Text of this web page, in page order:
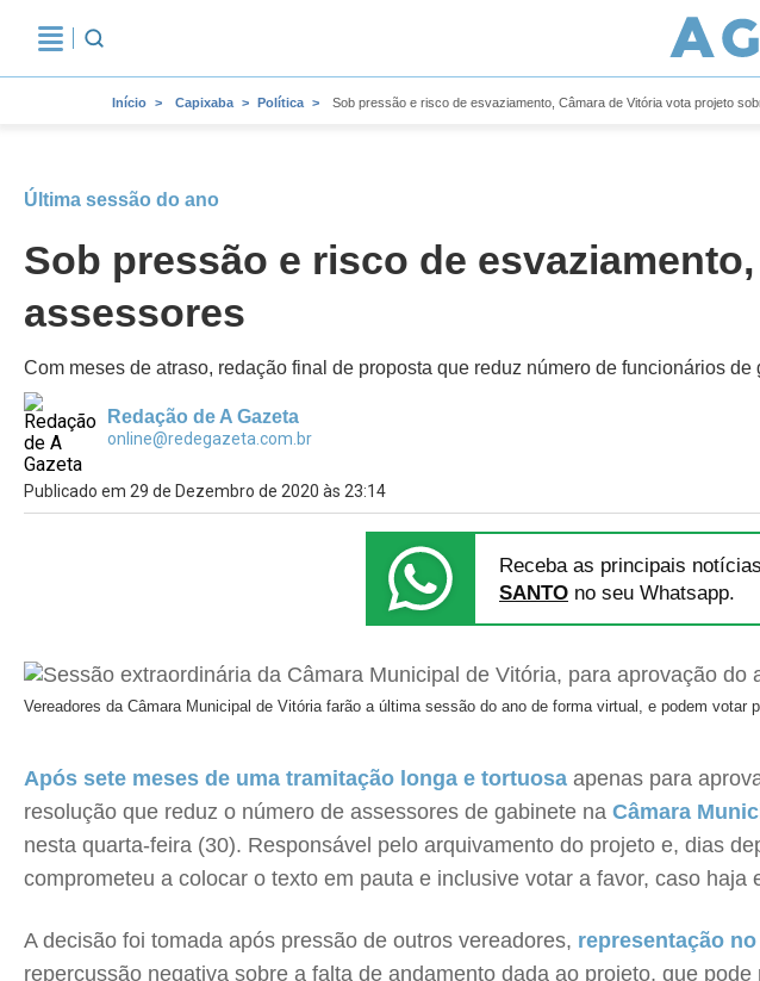
Início Capixaba Política Sob pressão e risco de esvaziamento, Câmara de Vitória vota projeto
Última sessão do ano
Sob pressão e risco de
assessores
Com meses de atraso, redação final de proposta que reduz número de funcionários
Redação de A Gazeta
online@redegazeta.com.br
Publicado em 29 de Dezembro de 2020 às 23:14
Receba as principais notícias
SANTO no seu Whatsapp.
Vereadores da Câmara Municipal de Vitória farão a última sessão do ano de forma virtual, e podem votar
Após sete meses de uma tramitação longa e tortuosa apenas para
resolução que reduz o número de assessores de gabinete na Câmara
nesta quarta-feira (30). Responsável pelo arquivamento do projeto e, dias
comprometeu a colocar o texto em pauta e inclusive votar a favor, caso haja
A decisão foi tomada após pressão de outros vereadores, representação
repercussão negativa sobre a falta de andamento dada ao projeto, que